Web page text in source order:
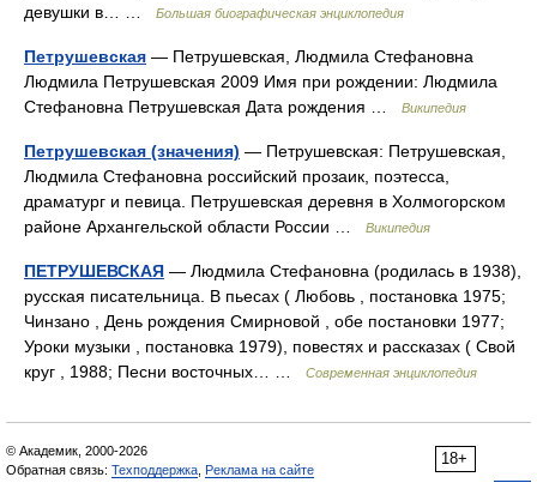
девушки в… …
Большая биографическая энциклопедия
Петрушевская — Петрушевская, Людмила Стефановна
Людмила Петрушевская 2009 Имя при рождении: Людмила
Стефановна Петрушевская Дата рождения …
Википедия
Петрушевская (значения) — Петрушевская: Петрушевская,
Людмила Стефановна российский прозаик, поэтесса,
драматург и певица. Петрушевская деревня в Холмогорском
районе Архангельской области России …
Википедия
ПЕТРУШЕВСКАЯ — Людмила Стефановна (родилась в 1938),
русская писательница. В пьесах ( Любовь , постановка 1975;
Чинзано , День рождения Смирновой , обе постановки 1977;
Уроки музыки , постановка 1979), повестях и рассказах ( Свой
круг , 1988; Песни восточных… …
Современная энциклопедия
18+
© Академик, 2000-2026
Обратная связь: Техподдержка Реклама на сайте